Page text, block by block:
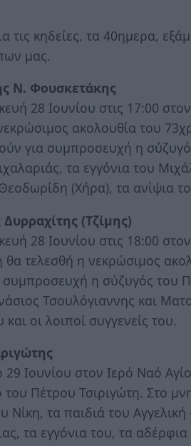
τις κηδείες, τα 40ημερα,
μας.
Ν. Φουσκετάκης
28 Ιουνίου στις 17:00
ακολουθία του
για συμπροσευχή η
τα εγγόνια του
(Χήρα), τα ανίψια
(Τζίμης)
28 Ιουνίου στις 18:00
θα τελεσθή η νεκρώσιμος
συμπροσευχή η σύζυγός του
Τσουλόγιαννης και
και οι λοιποί συγγενείς του.
Ιουνίου στον Ιερό Ναό
Πέτρου Τσιριγώτη. Στο
Νίκη, τα παιδιά του
τα εγγόνια του, τα